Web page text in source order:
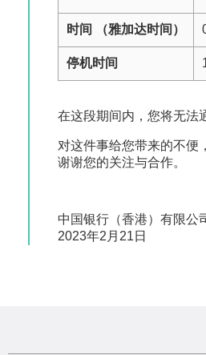
时间 （雅加达时间）
停机时间
在这段期间内，您将无法
对这件事给您带来的不便
谢谢您的关注与合作。
中国银行（香港）有限公
2023年2月21日